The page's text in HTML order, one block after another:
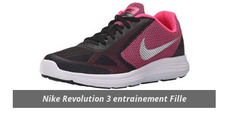
Nike Revolution 3 entrainement Fille